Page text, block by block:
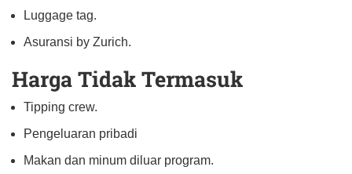
Luggage tag.
Asuransi by Zurich.
Harga Tidak Termasuk
Tipping crew.
Pengeluaran pribadi
Makan dan minum diluar program.